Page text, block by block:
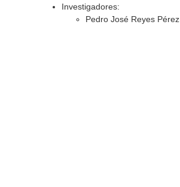
Investigadores:
Pedro José Reyes Pérez